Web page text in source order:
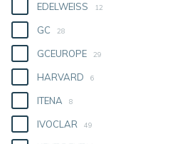
EDELWEISS 12
GC 28
GCEUROPE 29
HARVARD 6
ITENA 8
IVOCLAR 49